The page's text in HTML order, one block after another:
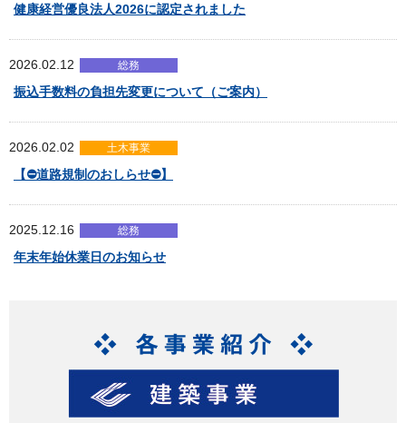
健康経営優良法人2026に認定されました
2026.02.12 総務
振込手数料の負担先変更について（ご案内）
2026.02.02 土木事業
【⛔道路規制のおしらせ⛔】
2025.12.16 総務
年末年始休業日のお知らせ